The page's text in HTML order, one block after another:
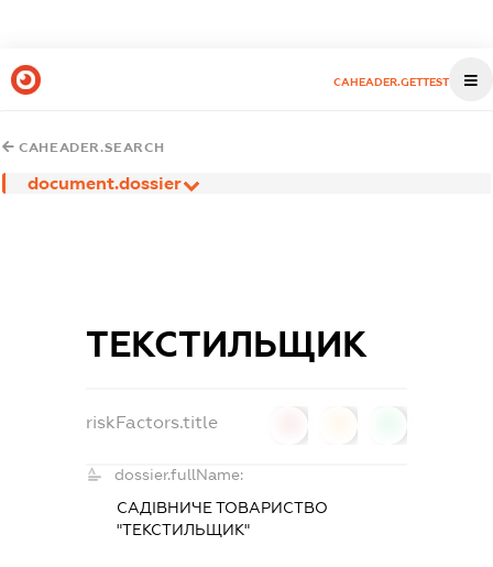
CAHEADER.GETTEST
CAHEADER.SEARCH
document.dossier
ТЕКСТИЛЬЩИК
riskFactors.title
dossier.fullName:
САДІВНИЧЕ ТОВАРИСТВО
"ТЕКСТИЛЬЩИК"